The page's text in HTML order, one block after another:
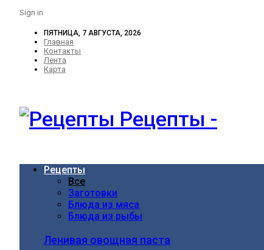
Sign in
ПЯТНИЦА, 7 АВГУСТА, 2026
Главная
Контакты
Лента
Карта
Рецепты -
Рецепты
Все
Заготовки
Блюда из мяса
Блюда из рыбы
Ленивая овощная паста